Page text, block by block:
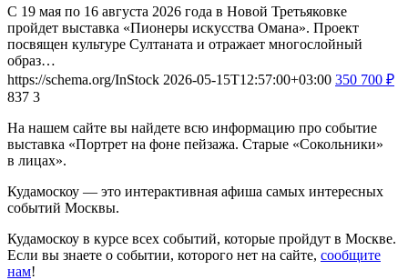
С 19 мая по 16 августа 2026 года в Новой Третьяковке
пройдет выставка «Пионеры искусства Омана». Проект
посвящен культуре Султаната и отражает многослойный
образ…
https://schema.org/InStock 2026-05-15T12:57:00+03:00 350 700 ₽
837 3
На нашем сайте вы найдете всю информацию про событие
выставка «Портрет на фоне пейзажа. Старые «Сокольники»
в лицах».
Кудамоскоу — это интерактивная афиша самых интересных
событий Москвы.
Кудамоскоу в курсе всех событий, которые пройдут в Москве.
Если вы знаете о событии, которого нет на сайте, сообщите
нам!